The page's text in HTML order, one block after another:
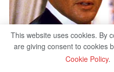
This website uses cookies. By
are giving consent to cookies
Cookie Policy.